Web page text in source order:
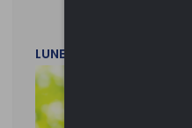
LUNEDì 20 LUGLIO 2026